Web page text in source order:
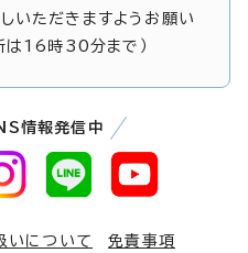
いただきますようお願い
は16時30分まで）
情報発信中
いについて
免責事項